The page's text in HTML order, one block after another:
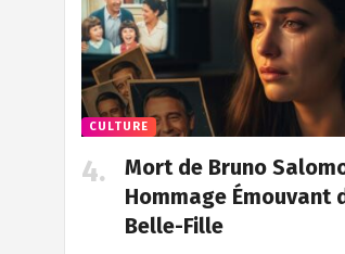
CULTURE
Mort de Bruno
Hommage Émouvant
Belle-Fille